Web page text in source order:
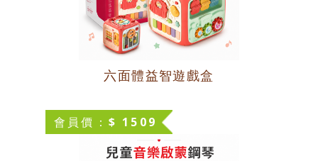
六面體益智遊戲盒
會員價：$ 1509